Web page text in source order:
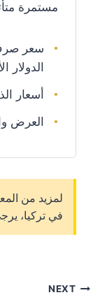
مستمرة
سعر صرف
الدولار
أسعار
العرض
لمزيد من
في تركيا،
NEXT